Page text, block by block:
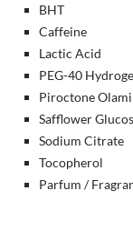
BHT
Caffeine
Lactic Acid
PEG-40
Piroctone
Safflower
Sodium Citrate
Tocopherol
Parfum /